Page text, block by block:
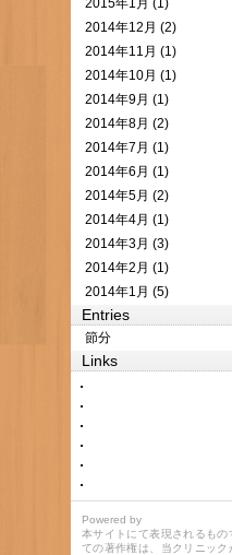
2015年1月 (1)
2014年12月 (2)
2014年11月 (1)
2014年10月 (1)
2014年9月 (1)
2014年8月 (2)
2014年7月 (1)
2014年6月 (1)
2014年5月 (2)
2014年4月 (1)
2014年3月 (3)
2014年2月 (1)
2014年1月 (5)
Entries
節分
Links
Powered by
本サイトにて表現されるもの
ての著作権は、当クリニック